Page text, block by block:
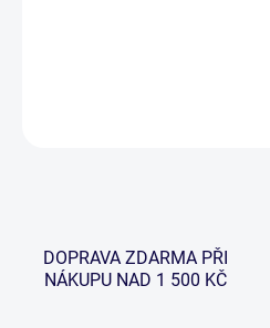
DOPRAVA ZDARMA PŘI
NÁKUPU NAD 1 500 KČ